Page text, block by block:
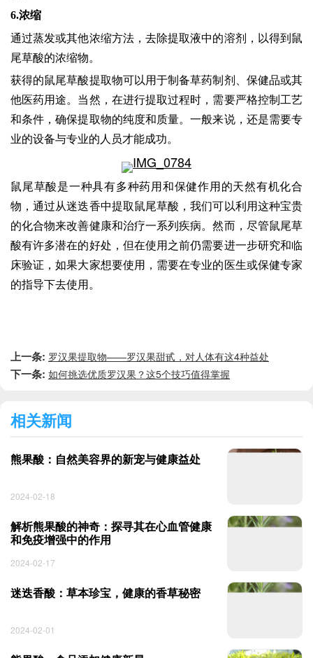
6.浓缩
通过蒸发或其他浓缩方法，去除提取液中的溶剂，以得到鼠
尾草酸的浓缩物。
获得的鼠尾草酸提取物可以用于制备草药制剂、保健品或其
他医药用途。当然，在进行提取过程时，需要严格控制工艺
和条件，确保提取物的纯度和质量。一般来说，还是需要专
业的设备与专业的人员才能成功。
鼠尾草酸是一种具有多种药用和保健作用的天然有机化合
物，通过从迷迭香中提取鼠尾草酸，我们可以利用这种宝贵
的化合物来改善健康和治疗一系列疾病。然而，尽管鼠尾草
酸有许多潜在的好处，但在使用之前仍需要进一步研究和临
床验证，如果大家想要使用，需要在专业的医生或保健专家
的指导下去使用。
上一条: 罗汉果提取物——罗汉果甜甙，对人体有这4种益处
下一条: 如何挑选优质罗汉果？这5个技巧值得掌握
相关新闻
熊果酸：自然美容界的新宠与健康益处
2024-02-18
解析熊果酸的神奇：探寻其在心血管健康
和免疫增强中的作用
2024-02-17
迷迭香酸：草本珍宝，健康的香草秘密
2024-02-01